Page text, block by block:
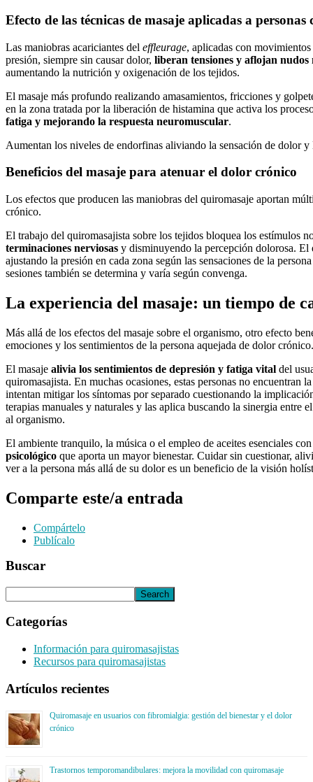
Efecto de las técnicas de masaje aplicadas a
Las maniobras acariciantes del effleurage, aplicadas con
presión, siempre sin causar dolor, liberan tensiones y aflojan nudos
aumentando la nutrición y oxigenación de los tejidos.
El masaje más profundo realizando amasamientos, fricciones y
en la zona tratada por la liberación de histamina que activa los
fatiga y mejorando la respuesta neuromuscular.
Aumentan los niveles de endorfinas aliviando la sensación de dolor
Beneficios del masaje para atenuar el dolor crónico
Los efectos que producen las maniobras del quiromasaje aportan
crónico.
El trabajo del quiromasajista sobre los tejidos bloquea los estímulos
terminaciones nerviosas y disminuyendo la percepción dolorosa. El
ajustando la presión en cada zona según las sensaciones de la
sesiones también se determina y varía según convenga.
La experiencia del masaje: un tiempo de
Más allá de los efectos del masaje sobre el organismo, otro efecto
emociones y los sentimientos de la persona aquejada de dolor crónico.
El masaje alivia los sentimientos de depresión y fatiga vital del
quiromasajista. En muchas ocasiones, estas personas no encuentran
intentan mitigar los síntomas por separado cuestionando la
terapias manuales y naturales y las aplica buscando la sinergia
al organismo.
El ambiente tranquilo, la música o el empleo de aceites esenciales
psicológico que aporta un mayor bienestar. Cuidar sin cuestionar,
ver a la persona más allá de su dolor es un beneficio de la visión
Comparte este/a entrada
Compártelo
Publícalo
Buscar
Categorías
Información para quiromasajistas
Recursos para quiromasajistas
Artículos recientes
Quiromasaje en usuarios con fibromialgia: gestión del bienestar y el dolor
crónico
Trastornos temporomandibulares: mejora la movilidad con quiromasaje